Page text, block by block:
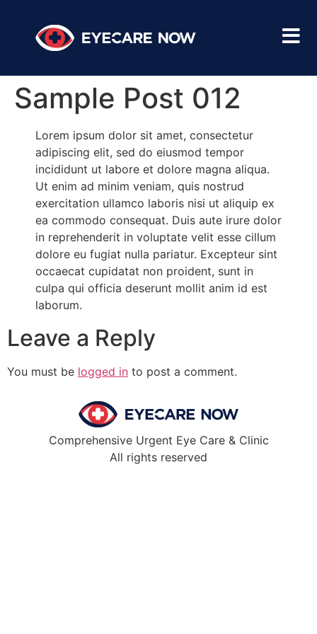
Sample Post 012
Lorem ipsum dolor sit amet, consectetur
adipiscing elit, sed do eiusmod tempor
incididunt ut labore et dolore magna aliqua.
Ut enim ad minim veniam, quis nostrud
exercitation ullamco laboris nisi ut aliquip ex
ea commodo consequat. Duis aute irure dolor
in reprehenderit in voluptate velit esse cillum
dolore eu fugiat nulla pariatur. Excepteur sint
occaecat cupidatat non proident, sunt in
culpa qui officia deserunt mollit anim id est
laborum.
Leave a Reply
You must be logged in to post a comment.
Comprehensive Urgent Eye Care & Clinic
All rights reserved